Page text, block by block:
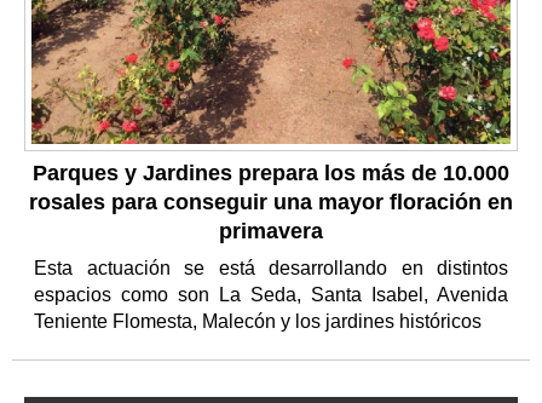
Parques y Jardines prepara los más de 10.000
rosales para conseguir una mayor floración en
primavera
Esta actuación se está desarrollando en distintos
espacios como son La Seda, Santa Isabel, Avenida
Teniente Flomesta, Malecón y los jardines históricos